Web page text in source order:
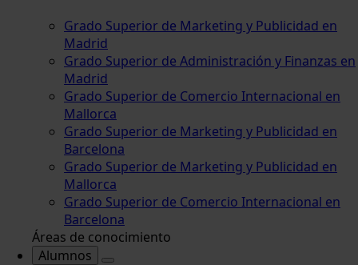
Grado Superior de Marketing y Publicidad en
Madrid
Grado Superior de Administración y Finanzas en
Madrid
Grado Superior de Comercio Internacional en
Mallorca
Grado Superior de Marketing y Publicidad en
Barcelona
Grado Superior de Marketing y Publicidad en
Mallorca
Grado Superior de Comercio Internacional en
Barcelona
Áreas de conocimiento
Alumnos